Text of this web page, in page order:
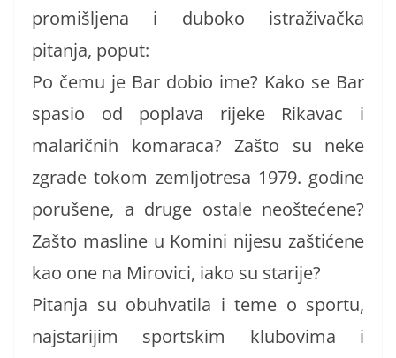
promišljena i duboko istraživačka
pitanja, poput:
Po čemu je Bar dobio ime? Kako se Bar
spasio od poplava rijeke Rikavac i
malaričnih komaraca? Zašto su neke
zgrade tokom zemljotresa 1979. godine
porušene, a druge ostale neoštećene?
Zašto masline u Komini nijesu zaštićene
kao one na Mirovici, iako su starije?
Pitanja su obuhvatila i teme o sportu,
najstarijim sportskim klubovima i